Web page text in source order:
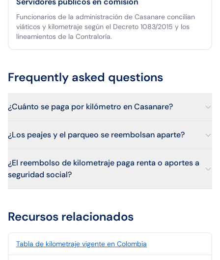
Funcionarios de la administración de Casanare concilian
viáticos y kilometraje según el Decreto 1083/2015 y los
lineamientos de la Contraloría.
Frequently asked questions
¿Cuánto se paga por kilómetro en Casanare?
¿Los peajes y el parqueo se reembolsan aparte?
¿El reembolso de kilometraje paga renta o aportes a
seguridad social?
Recursos relacionados
Tabla de kilometraje vigente en Colombia